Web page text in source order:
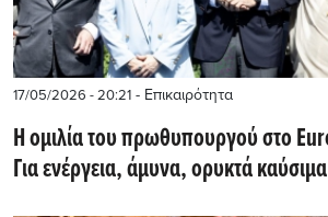
17/05/2026 - 20:21 - Επικαιρότητα
H ομιλία του πρωθυπουργού στο Europe Gulf Forum -
Για ενέργεια, άμυνα, ορυκτά καύσιμα